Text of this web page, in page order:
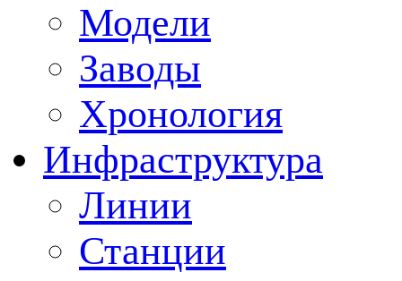
Модели
Заводы
Хронология
Инфраструктура
Линии
Станции